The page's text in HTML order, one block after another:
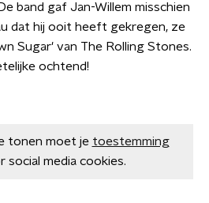
band gaf Jan-Willem misschien
dat hij ooit heeft gekregen, ze
Sugar' van The Rolling Stones.
ochtend!
tonen moet je toestemming
social media cookies.